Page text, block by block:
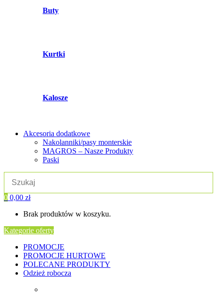
Buty
Kurtki
Kalosze
Akcesoria dodatkowe
Nakolanniki/pasy monterskie
MAGROS – Nasze Produkty
Paski
0 0,00 zł
Brak produktów w koszyku.
Kategorie oferty
PROMOCJE
PROMOCJE HURTOWE
POLECANE PRODUKTY
Odzież robocza